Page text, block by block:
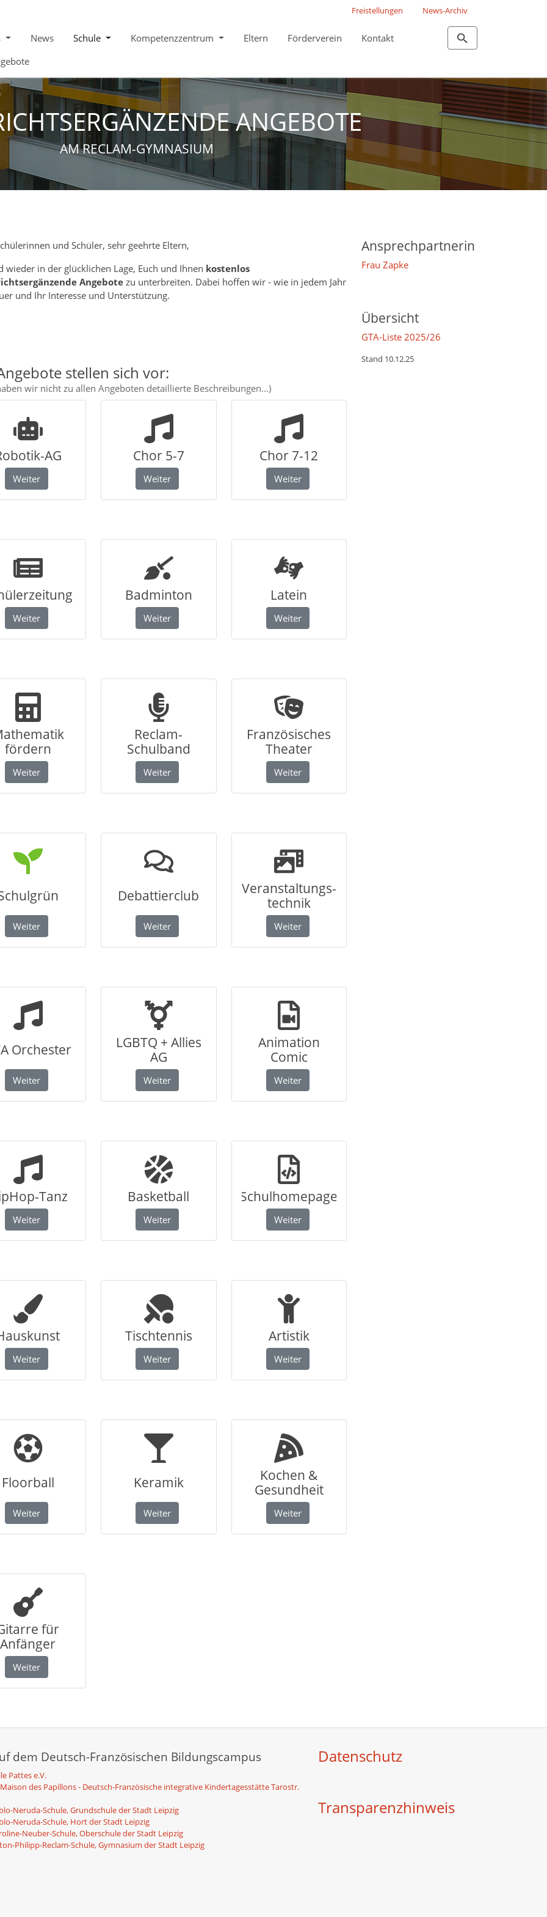
Freistellungen News-Archiv
News Schule Kompetenzzentrum Eltern Förderverein
Kontakt
ANGEBOTE
AM RECLAM-GYMNASIUM
und Schüler, sehr geehrte Eltern,
wieder in der glücklichen Lage, Euch und Ihnen kostenlos
Angebote zu unterbreiten. Dabei hoffen wir - wie in jedem Jahr
und Ihr Interesse und Unterstützung.
stellen sich vor:
wir nicht zu allen Angeboten detaillierte Beschreibungen...)
AG
Weiter
Chor 5-7
Weiter
Chor 7-12
Weiter
Weiter
Badminton
Weiter
Latein
Weiter
fördern
Weiter
Reclam-
Schulband
Weiter
Französisches
Theater
Weiter
Weiter
Debattierclub
Weiter
Veranstaltungs-
technik
Weiter
Orchester
Weiter
LGBTQ + Allies
AG
Weiter
Animation
Comic
Weiter
Tanz
Weiter
Basketball
Weiter
Schulhomepage
Weiter
Weiter
Tischtennis
Weiter
Artistik
Weiter
Floorball
Weiter
Keramik
Weiter
Kochen &
Gesundheit
Weiter
für
Anfänger
Weiter
Ansprechpartnerin
Frau Zapke
Übersicht
GTA-Liste 2025/26
Stand 10.12.25
dem Deutsch-Französischen Bildungscampus
Pattes e.V.
des Papillons - Deutsch-Französische integrative Kindertagesstätte Tarostr.
Neruda-Schule, Grundschule der Stadt Leipzig
Neruda-Schule, Hort der Stadt Leipzig
Neuber-Schule, Oberschule der Stadt Leipzig
Philipp-Reclam-Schule, Gymnasium der Stadt Leipzig
Datenschutz
Transparenzhinweis